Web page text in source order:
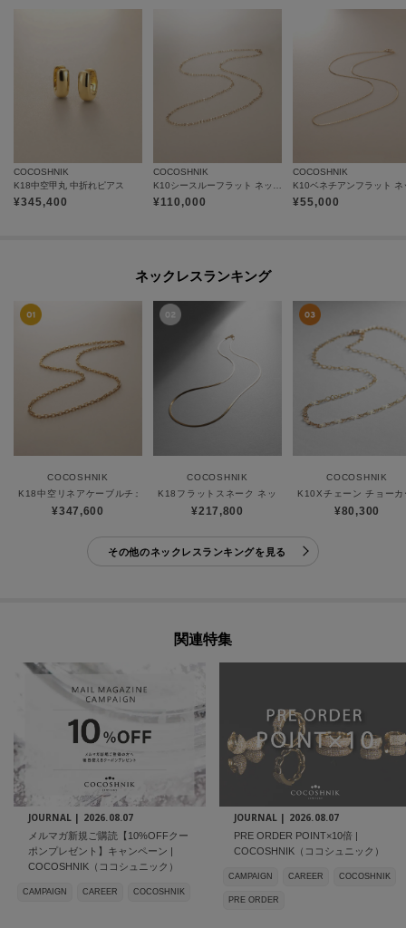
COCOSHNIK
K18中空甲丸 中折れピアス
¥345,400
COCOSHNIK
¥110,000
COCOSHNIK
¥55,000
ネックレスランキング
COCOSHNIK
K18中空リネアケーブルチェーン ネックレス細
¥347,600
COCOSHNIK
K18フラットスネーク ネックレス細
¥217,800
COCOSHNIK
K10Xチェーン チョーカ
¥80,300
その他のネックレスランキングを見る
関連特集
JOURNAL | 2026.08.07
メルマガ新規ご購読【10%OFFクー
ポンプレゼント】キャンペーン |
COCOSHNIK（ココシュニック）
CAMPAIGN CAREER COCOSHNIK
JOURNAL | 2026.08.07
PRE ORDER POINT×10倍 |
COCOSHNIK（ココシュニック）
CAMPAIGN CAREER COCOSHNIK
PRE ORDER